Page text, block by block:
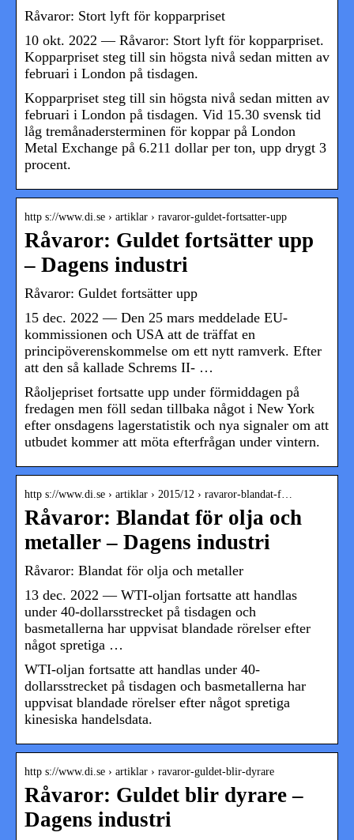
Råvaror: Stort lyft för kopparpriset
10 okt. 2022 — Råvaror: Stort lyft för kopparpriset.
Kopparpriset steg till sin högsta nivå sedan mitten av
februari i London på tisdagen.
Kopparpriset steg till sin högsta nivå sedan mitten av
februari i London på tisdagen. Vid 15.30 svensk tid
låg tremånadersterminen för koppar på London
Metal Exchange på 6.211 dollar per ton, upp drygt 3
procent.
http s://www.di.se › artiklar › ravaror-guldet-fortsatter-upp
Råvaror: Guldet fortsätter upp
– Dagens industri
Råvaror: Guldet fortsätter upp
15 dec. 2022 — Den 25 mars meddelade EU-
kommissionen och USA att de träffat en
principöverenskommelse om ett nytt ramverk. Efter
att den så kallade Schrems II- …
Råoljepriset fortsatte upp under förmiddagen på
fredagen men föll sedan tillbaka något i New York
efter onsdagens lagerstatistik och nya signaler om att
utbudet kommer att möta efterfrågan under vintern.
http s://www.di.se › artiklar › 2015/12 › ravaror-blandat-f…
Råvaror: Blandat för olja och
metaller – Dagens industri
Råvaror: Blandat för olja och metaller
13 dec. 2022 — WTI-oljan fortsatte att handlas
under 40-dollarsstrecket på tisdagen och
basmetallerna har uppvisat blandade rörelser efter
något spretiga …
WTI-oljan fortsatte att handlas under 40-
dollarsstrecket på tisdagen och basmetallerna har
uppvisat blandade rörelser efter något spretiga
kinesiska handelsdata.
http s://www.di.se › artiklar › ravaror-guldet-blir-dyrare
Råvaror: Guldet blir dyrare –
Dagens industri